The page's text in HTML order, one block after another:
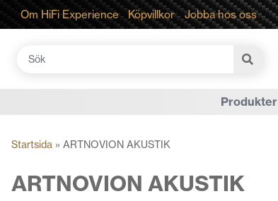
Om HiFi Experience Köpvillkor Jobba hos oss
Sök
Produkter
Startsida » ARTNOVION AKUSTIK
ARTNOVION AKUSTIK